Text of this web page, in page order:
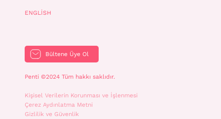
ENGLISH
Bültene Üye Ol
Penti ©2024 Tüm hakkı saklıdır.
Kişisel Verilerin Korunması ve İşlenmesi
Çerez Aydınlatma Metni
Gizlilik ve Güvenlik